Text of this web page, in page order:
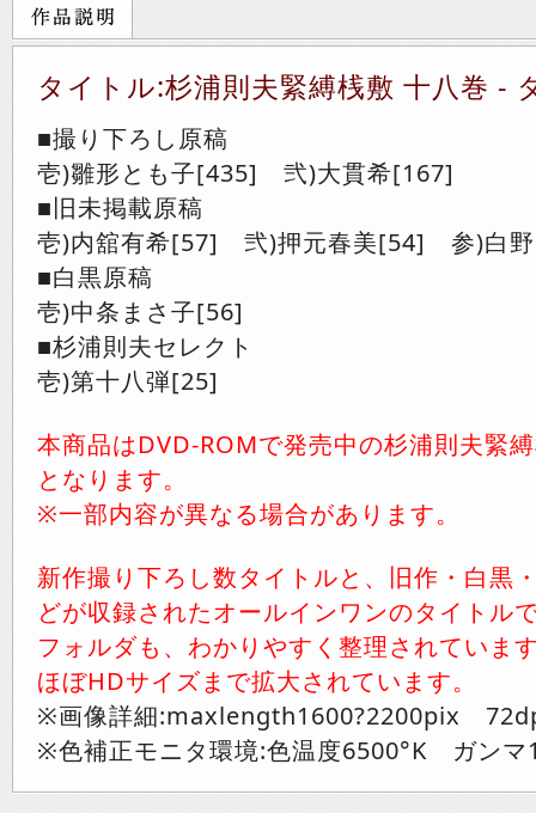
タイトル:杉浦則夫緊縛桟敷 十八巻 -
■撮り下ろし原稿
壱)雛形とも子[435] 弐)大貫希[167]
■旧未掲載原稿
壱)内舘有希[57] 弐)押元春美[54] 参)白
■白黒原稿
壱)中条まさ子[56]
■杉浦則夫セレクト
壱)第十八弾[25]
本商品はDVD-ROMで発売中の杉浦則夫緊
となります。
※一部内容が異なる場合があります。
新作撮り下ろし数タイトルと、旧作・白黒
どが収録されたオールインワンのタイトル
フォルダも、わかりやすく整理されていま
ほぼHDサイズまで拡大されています。
※画像詳細:maxlength1600?2200pix
※色補正モニタ環境:色温度6500°K ガンマ